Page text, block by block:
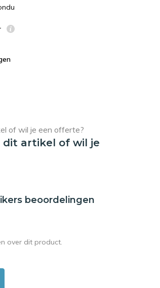
dit artikel of wil je
beoordelingen
over dit product.